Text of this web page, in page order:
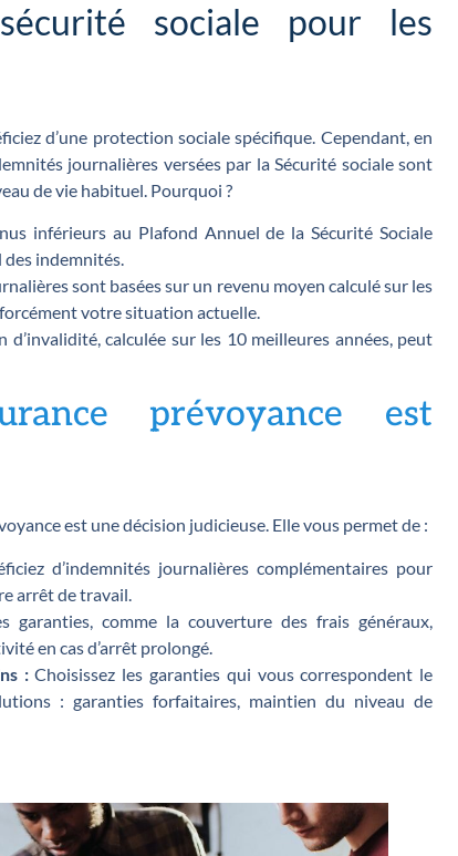
sécurité sociale pour les
d’une protection sociale spécifique. Cependant, en
journalières versées par la Sécurité sociale sont
de vie habituel. Pourquoi ?
inférieurs au Plafond Annuel de la Sécurité Sociale
des indemnités.
sont basées sur un revenu moyen calculé sur les
votre situation actuelle.
d’invalidité, calculée sur les 10 meilleures années, peut
prévoyance est
est une décision judicieuse. Elle vous permet de :
d’indemnités journalières complémentaires pour
arrêt de travail.
garanties, comme la couverture des frais généraux,
en cas d’arrêt prolongé.
:Choisissez les garanties qui vous correspondent le
: garanties forfaitaires, maintien du niveau de